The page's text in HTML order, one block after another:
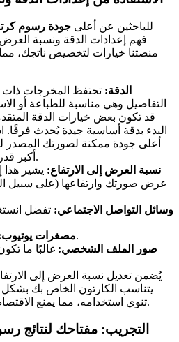
للباحثين عن أعلى جودة رسوم
فهم إعدادات الدقة ونسبة العرض
منصتنا خيارات لتخصيص ناتجك،
الدقة: تحتفظ المخرجات ذات
التفاصيل وهي مناسبة للطباعة أو
قد تكون بعض خيارات الدقة
البدء بدقة أساسية جيدة يُحدث
أعلى جودة ممكنة لصورتك المصدر
أكبر قدر من البيانات للعمل بها.
نسبة العرض إلى الارتفاع: يشير هذا
وسائل التواصل الاجتماعي:
مصغرات16:9 هو المعيار.
صور الملف الشخصي:
يُضمن تعديل نسبة العرض إلى
يتناسب الكارتون الخاص بك بشكل
تنوي استخدامه، مما يمنع الاقتصاص المحرج لاحقًا.
التجريب: مفتاحك لنتائج